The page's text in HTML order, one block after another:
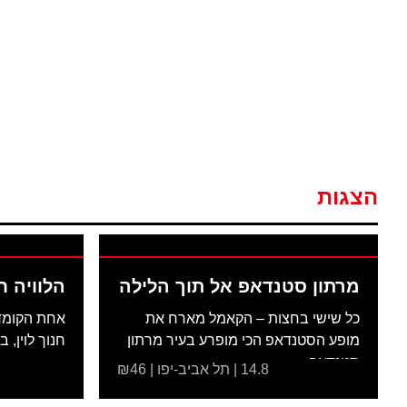
הצגות
מרתון סטנדאפ אל תוך הלילה
כל שישי בחצות – הקאמל מארח את
מופע הסטנדאפ הכי מופרע בעיר מרתון
סטנדאפ...
14.8 | תל אביב-יפו | ₪46
הלוויה
אחת
חנוך לוין,